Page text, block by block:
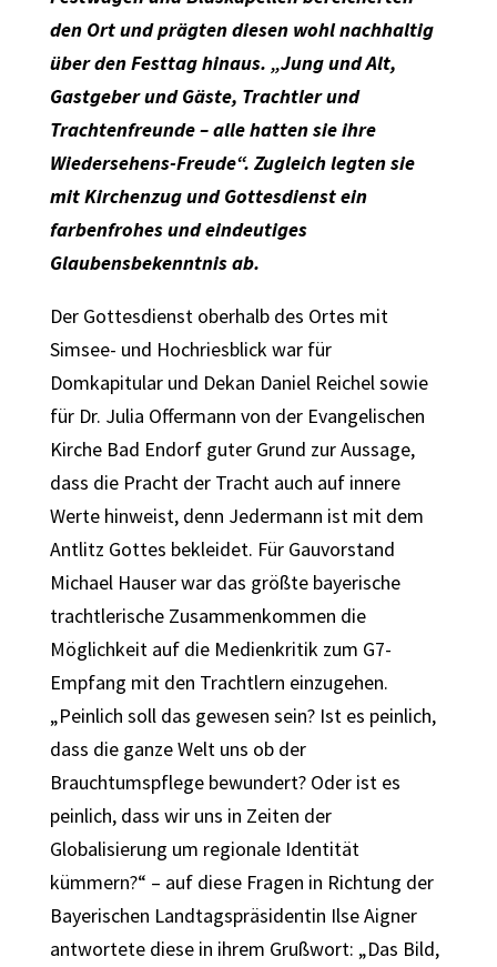
den Ort und prägten diesen wohl nachhaltig
über den Festtag hinaus. „Jung und Alt,
Gastgeber und Gäste, Trachtler und
Trachtenfreunde – alle hatten sie ihre
Wiedersehens-Freude“. Zugleich legten sie
mit Kirchenzug und Gottesdienst ein
farbenfrohes und eindeutiges
Glaubensbekenntnis ab.
Der Gottesdienst oberhalb des Ortes mit
Simsee- und Hochriesblick war für
Domkapitular und Dekan Daniel Reichel sowie
für Dr. Julia Offermann von der Evangelischen
Kirche Bad Endorf guter Grund zur Aussage,
dass die Pracht der Tracht auch auf innere
Werte hinweist, denn Jedermann ist mit dem
Antlitz Gottes bekleidet. Für Gauvorstand
Michael Hauser war das größte bayerische
trachtlerische Zusammenkommen die
Möglichkeit auf die Medienkritik zum G7-
Empfang mit den Trachtlern einzugehen.
„Peinlich soll das gewesen sein? Ist es peinlich,
dass die ganze Welt uns ob der
Brauchtumspflege bewundert? Oder ist es
peinlich, dass wir uns in Zeiten der
Globalisierung um regionale Identität
kümmern?“ – auf diese Fragen in Richtung der
Bayerischen Landtagspräsidentin Ilse Aigner
antwortete diese in ihrem Grußwort: „Das Bild,